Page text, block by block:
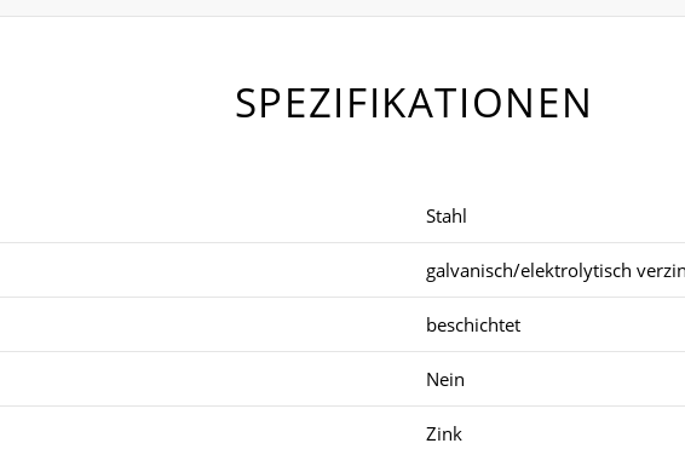
SPEZIFIKATIONEN
Stahl
galvanisch/elektrolytisch
beschichtet
Nein
Zink